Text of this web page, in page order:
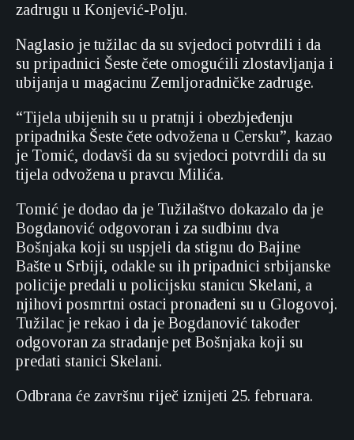
zadrugu u Konjević-Polju.
Naglasio je tužilac da su svjedoci potvrdili i da
su pripadnici Šeste čete omogućili zlostavljanja i
ubijanja u magacinu Zemljoradničke zadruge.
“Tijela ubijenih su u pratnji i obezbjeđenju
pripadnika Šeste čete odvožena u Cersku”, kazao
je Tomić, dodavši da su svjedoci potvrdili da su
tijela odvožena u pravcu Milića.
Tomić je dodao da je Tužilaštvo dokazalo da je
Bogdanović odgovoran i za sudbinu dva
Bošnjaka koji su uspjeli da stignu do Bajine
Bašte u Srbiji, odakle su ih pripadnici srbijanske
policije predali u policijsku stanicu Skelani, a
njihovi posmrtni ostaci pronađeni su u Glogovoj.
Tužilac je rekao i da je Bogdanović također
odgovoran za stradanje pet Bošnjaka koji su
predati stanici Skelani.
Odbrana će završnu riječ iznijeti 25. februara.